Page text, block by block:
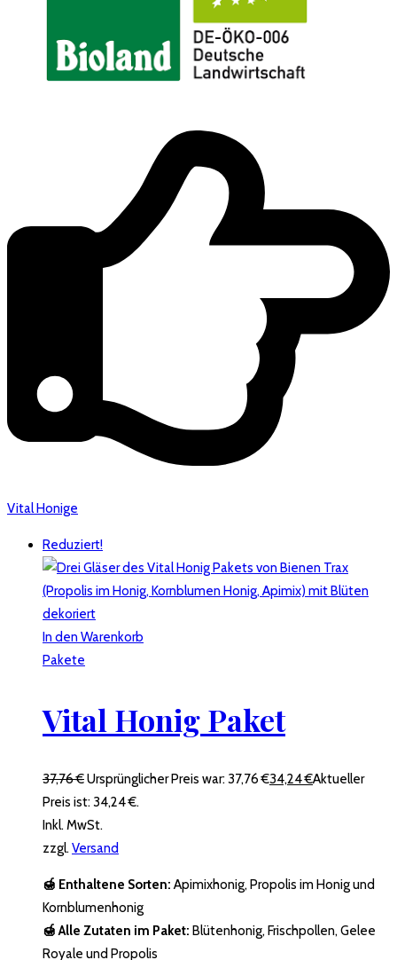
Vital Honige
Reduziert!
In den Warenkorb
Pakete
Vital Honig Paket
37,76€Ursprünglicher Preis war: 37,76 €34,24€Aktueller
Preis ist: 34,24 €.
Inkl. MwSt.
zzgl.Versand
🍯 Enthaltene Sorten:Apimixhonig, Propolis im Honig und
Kornblumenhonig
🍯 Alle Zutaten im Paket: Blütenhonig, Frischpollen, Gelee
Royale und Propolis